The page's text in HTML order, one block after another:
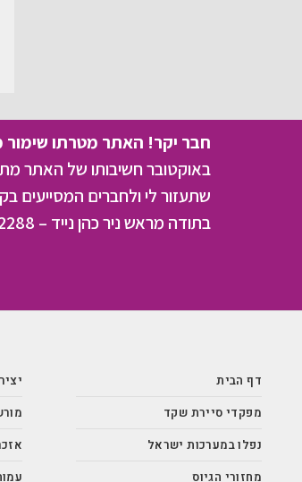
חבר יקר! האתר מטרתו שימור
באוקטובר חשיבותו של האתר
שתעזור לי ולחברים המסייעים
בתודה מראש ניר כהן נייד – 050-5642288. נא עדכן אותי על תרומתך
דף הבית
מפקדי סיירת שקד
נפלו במערכות ישראל
מחזורי הגיוס